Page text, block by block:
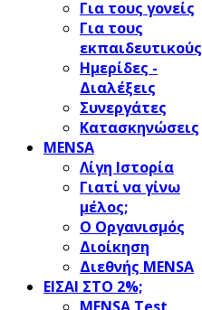
Για τους γονείς
Για τους
εκπαιδευτικούς
Ημερίδες -
Διαλέξεις
Συνεργάτες
Κατασκηνώσεις
MENSA
Λίγη Ιστορία
Γιατί να γίνω
μέλος;
Ο Οργανισμός
Διοίκηση
Διεθνής MENSA
ΕΙΣΑΙ ΣΤΟ 2%;